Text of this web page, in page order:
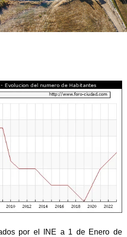
por el INE a 1 de Enero de